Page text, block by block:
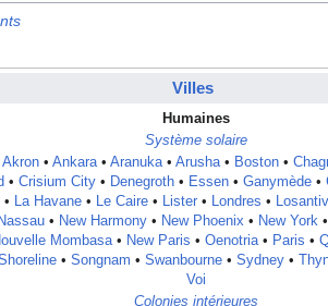
Villes
Humaines
Système solaire
Akron• Ankara• Aranuka• Arusha• Boston•
• Crisium City • Denegroth • Essen • Ganymède •
• La Havane• Le Caire• Lister• Londres •
Nassau• New Harmony• New Phoenix • New York•
Mombasa• New Paris • Oenotria• Paris •
• Songnam • Swanbourne • Sydney •
Voi
Colonies intérieures